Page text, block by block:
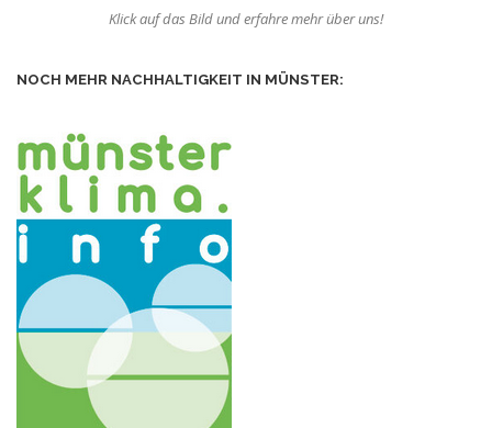
Klick auf das Bild und erfahre mehr über uns!
NOCH MEHR NACHHALTIGKEIT IN MÜNSTER: